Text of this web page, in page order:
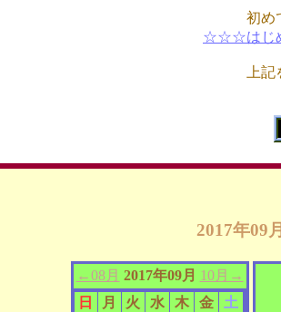
初め
☆☆☆はじ
上
2017年09
←08月 2017年09月 10月→
日
月 火 水 木 金 土